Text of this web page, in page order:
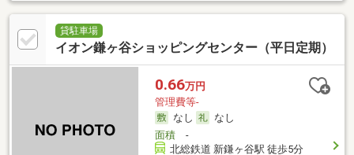
貸駐車場
イオン鎌ヶ谷ショッピングセンター（平日定期）
0.66万円
管理費等-
なし
なし
面積-
北総鉄道 新鎌ヶ谷駅 徒歩5分